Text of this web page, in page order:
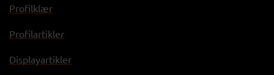
Profilklær
Profilartikler
Displayartikler